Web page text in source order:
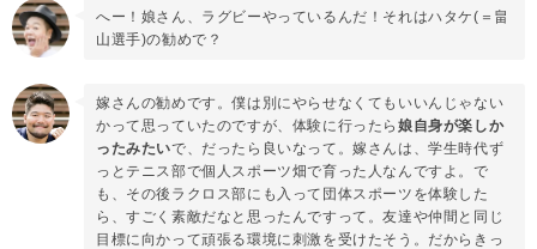
へー！娘さん、ラグビーやっているんだ！それはハタケ(＝畠
山選手)の勧めで？
嫁さんの勧めです。僕は別にやらせなくてもいいんじゃない
かって思っていたのですが、体験に行ったら娘自身が楽しか
ったみたいで、だったら良いなって。嫁さんは、学生時代ず
っとテニス部で個人スポーツ畑で育った人なんですよ。で
も、その後ラクロス部にも入って団体スポーツを体験した
ら、すごく素敵だなと思ったんですって。友達や仲間と同じ
目標に向かって頑張る環境に刺激を受けたそう。だからきっ